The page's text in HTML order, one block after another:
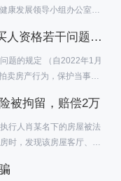
《通知》主要包括 优化现房再交易管理政策等6条措施 具体如下
关于人民法院司法拍卖房产竞买人资格若干问题的规定
自2022年1月
司法实践，制定本规定。
被拘留，赔偿2万
行人肖某名下的房屋被法
时，发现该房屋客厅、厨
职务”，根据民事诉讼法相